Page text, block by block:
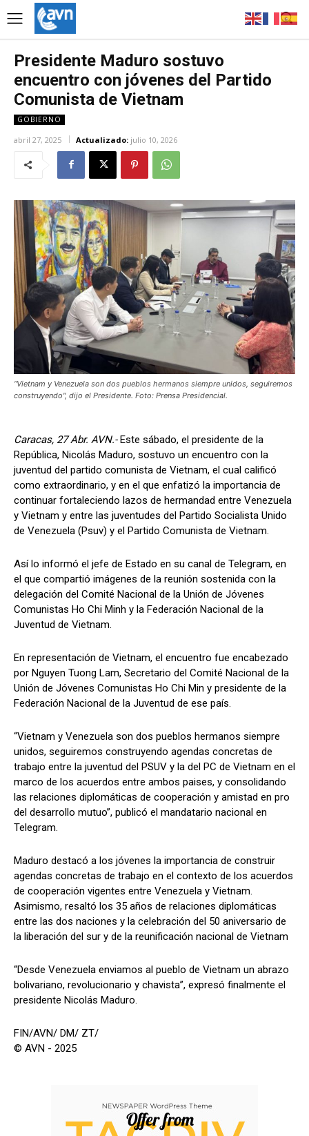
Presidente Maduro sostuvo
encuentro con jóvenes del Partido
Comunista de Vietnam
GOBIERNO
abril 27, 2025 Actualizado: julio 10, 2026
“Vietnam y Venezuela son dos pueblos hermanos siempre unidos, seguiremos
construyendo", dijo el Presidente. Foto: Prensa Presidencial.
Caracas, 27 Abr. AVN.-Este sábado, el presidente de la
República, Nicolás Maduro, sostuvo un encuentro con la
juventud del partido comunista de Vietnam, el cual calificó
como extraordinario, y en el que enfatizó la importancia de
continuar fortaleciendo lazos de hermandad entre Venezuela
y Vietnam y entre las juventudes del Partido Socialista Unido
de Venezuela (Psuv) y el Partido Comunista de Vietnam.
Así lo informó el jefe de Estado en su canal de Telegram, en
el que compartió imágenes de la reunión sostenida con la
delegación del Comité Nacional de la Unión de Jóvenes
Comunistas Ho Chi Minh y la Federación Nacional de la
Juventud de Vietnam.
En representación de Vietnam, el encuentro fue encabezado
por Nguyen Tuong Lam, Secretario del Comité Nacional de la
Unión de Jóvenes Comunistas Ho Chi Min y presidente de la
Federación Nacional de la Juventud de ese país.
“Vietnam y Venezuela son dos pueblos hermanos siempre
unidos, seguiremos construyendo agendas concretas de
trabajo entre la juventud del PSUV y la del PC de Vietnam en el
marco de los acuerdos entre ambos paises, y consolidando
las relaciones diplomáticas de cooperación y amistad en pro
del desarrollo mutuo”, publicó el mandatario nacional en
Telegram.
Maduro destacó a los jóvenes la importancia de construir
agendas concretas de trabajo en el contexto de los acuerdos
de cooperación vigentes entre Venezuela y Vietnam.
Asimismo, resaltó los 35 años de relaciones diplomáticas
entre las dos naciones y la celebración del 50 aniversario de
la liberación del sur y de la reunificación nacional de Vietnam
“Desde Venezuela enviamos al pueblo de Vietnam un abrazo
bolivariano, revolucionario y chavista”, expresó finalmente el
presidente Nicolás Maduro.
FIN/AVN/ DM/ ZT/
© AVN - 2025